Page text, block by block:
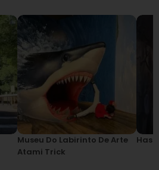
Museu Do Labirinto De Arte
Atami Trick